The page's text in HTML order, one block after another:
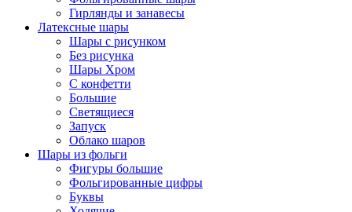
Гирлянды и занавесы
Латексные шары
Шары с рисунком
Без рисунка
Шары Хром
C конфетти
Большие
Светящиеся
Запуск
Облако шаров
Шары из фольги
Фигуры большие
Фольгированные цифры
Буквы